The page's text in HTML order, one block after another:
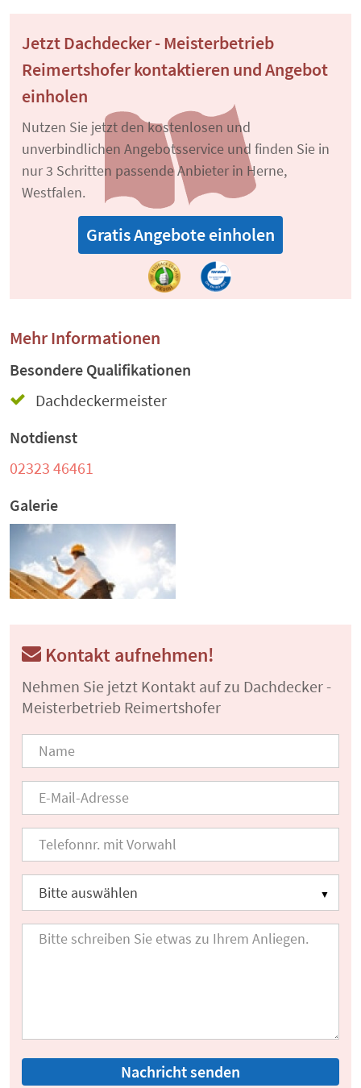
Jetzt Dachdecker - Meisterbetrieb
Reimertshofer kontaktieren und Angebot
einholen
Nutzen Sie jetzt den kostenlosen und
unverbindlichen Angebotsservice und finden Sie in
nur 3 Schritten passende Anbieter in Herne,
Westfalen.
Gratis Angebote einholen
Mehr Informationen
Besondere Qualifikationen
Dachdeckermeister
Notdienst
02323 46461
Galerie
Kontakt aufnehmen!
Nehmen Sie jetzt Kontakt auf zu Dachdecker -
Meisterbetrieb Reimertshofer
Nachricht senden